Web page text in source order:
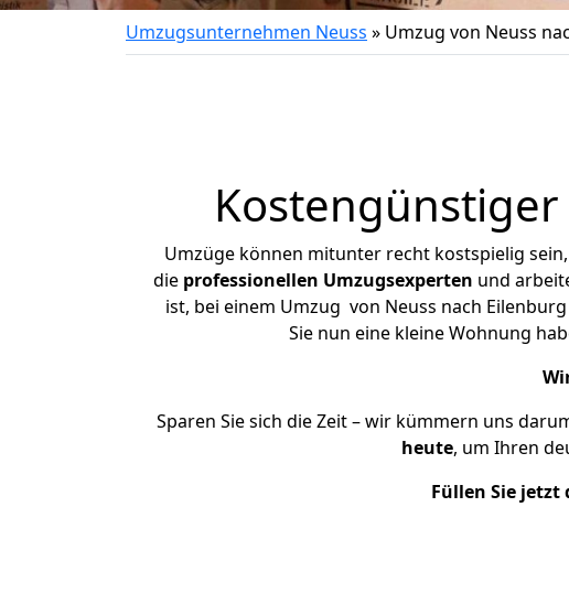
Umzugsunternehmen Neuss » Umzug von Neuss
Umzüge können mitunter recht kostspielig
die professionellen Umzugsexperten und
ist, bei einem Umzug von Neuss nach
Sie nun eine kleine Wohnung
Sparen Sie sich die Zeit – wir kümmern uns
heute, um Ihren
Füllen Sie jetzt